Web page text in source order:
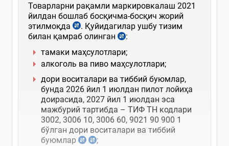
Товарларни рақамли маркировкалаш 2021
йилдан бошлаб босқичма-босқич жорий
этилмоқда
. Қуйидагилар ушбу тизим
билан қамраб олинган
:
тамаки маҳсулотлари;
алкоголь ва пиво маҳсулотлари;
дори воситалари ва тиббий буюмлар,
бунда 2026 йил 1 июлдан пилот лойиҳа
доирасида, 2027 йил 1 июлдан эса
мажбурий тартибда – ТИФ ТН кодлари
3002, 3006 10, 3006 60, 9021 90 900 1
бўлган дори воситалари ва тиббий
буюмлар
;